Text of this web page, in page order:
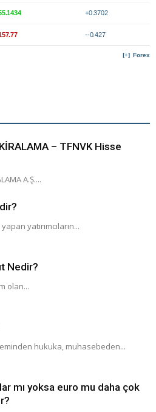
+0.3702
--0.427
Forex
– TFNVK Hisse
A.Ş....
yatırımcıların...
Nedir?
olan...
hukuka, muhasebeden...
mı yoksa euro mu daha çok